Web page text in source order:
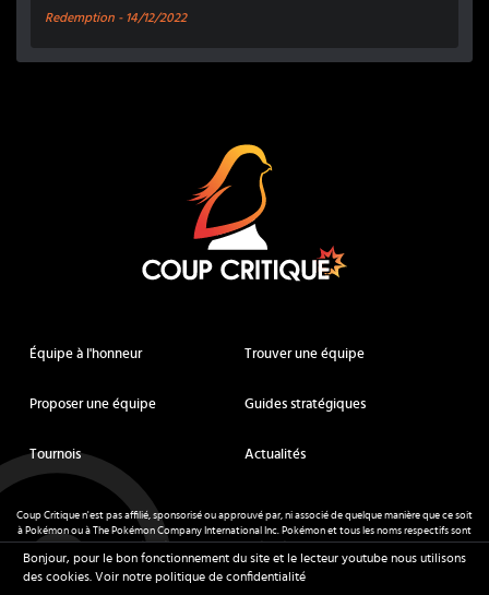
Redemption - 14/12/2022
Équipe à l'honneur Trouver une équipe
Proposer une équipe Guides stratégiques
Tournois Actualités
Coup Critique n'est pas affilié, sponsorisé ou approuvé par, ni associé de quelque manière que ce soit
à Pokémon ou à The Pokémon Company International Inc. Pokémon et tous les noms respectifs sont
des marques déposées et des marques déposées. © de Nintendo 1996-2026.
Mentions légales - CGU- Tous droits réservés - Coup Critique
Bonjour, pour le bon fonctionnement du site et le lecteur youtube nous utilisons
des cookies. Voir notre politique de confidentialité